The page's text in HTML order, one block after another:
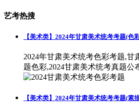
艺考热搜
【美术类】2024年甘肃美术统考考题(色
2024年甘肃美术统考色彩考题,甘
题色彩,2024甘肃美术统考真题公
【美术类】2024年甘肃美术统考考题(素